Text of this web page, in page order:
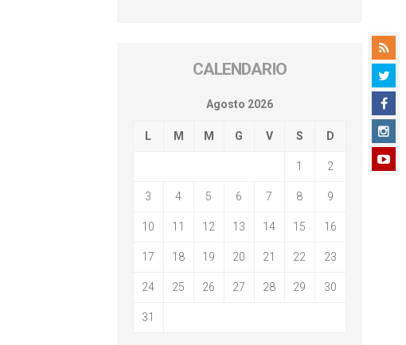
CALENDARIO
Agosto 2026
L M M G V S D
1 2
3 4 5 6 7 8 9
10 11 12 13 14 15 16
17 18 19 20 21 22 23
24 25 26 27 28 29 30
31